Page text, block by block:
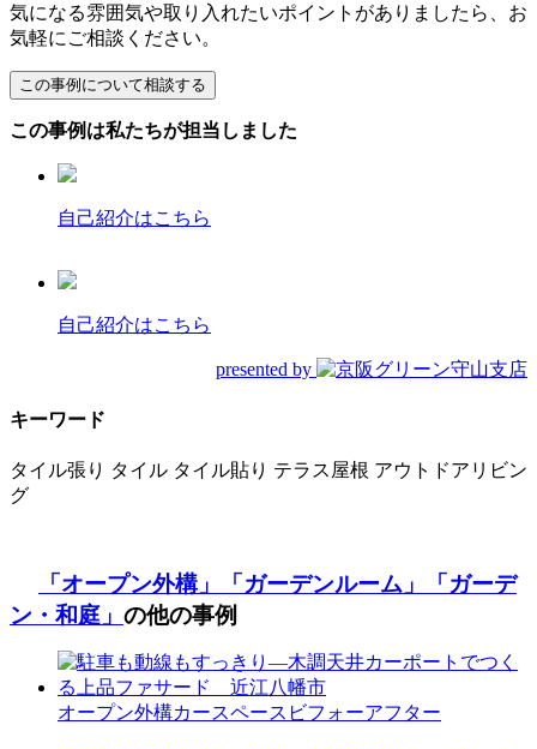
気になる雰囲気や取り入れたいポイントがありましたら、お
気軽にご相談ください。
この事例は私たちが担当しました
自己紹介はこちら
自己紹介はこちら
presented by
キーワード
タイル張り タイル タイル貼り テラス屋根 アウトドアリビン
グ
「オープン外構」 「ガーデンルーム」
「ガーデ
ン・和庭」 の他の事例
オープン外構カースペース ビフォーアフター